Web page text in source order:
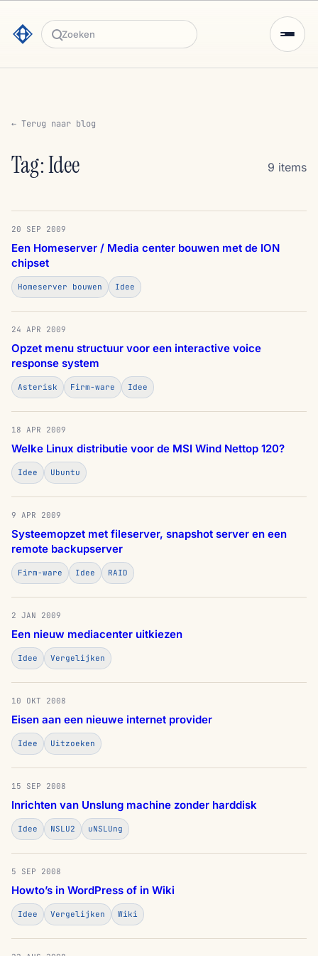
Zoeken
← Terug naar blog
Tag: Idee 9 items
20 SEP 2009
Een Homeserver / Media center bouwen met de ION
chipset
Homeserver bouwen Idee
24 APR 2009
Opzet menu structuur voor een interactive voice
response system
Asterisk Firm-ware Idee
18 APR 2009
Welke Linux distributie voor de MSI Wind Nettop 120?
Idee Ubuntu
9 APR 2009
Systeemopzet met fileserver, snapshot server en een
remote backupserver
Firm-ware Idee RAID
2 JAN 2009
Een nieuw mediacenter uitkiezen
Idee Vergelijken
10 OKT 2008
Eisen aan een nieuwe internet provider
Idee Uitzoeken
15 SEP 2008
Inrichten van Unslung machine zonder harddisk
Idee NSLU2 uNSLUng
5 SEP 2008
Howto’s in WordPress of in Wiki
Idee Vergelijken Wiki